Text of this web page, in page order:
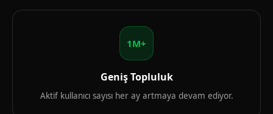
1M+
Geniş Topluluk
Aktif kullanıcı sayısı her ay artmaya devam ediyor.